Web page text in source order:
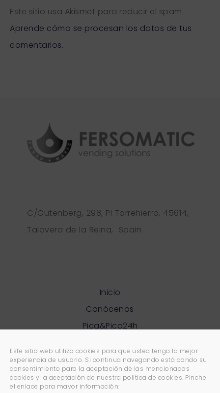
Este sitio web utiliza cookies para que usted tenga la mejor
experiencia de usuario. Si continua navegando está dando su
consentimiento para la aceptación de las mencionadas
cookies y la aceptación de nuestra politica de cookies. Pinche
el enlace para mayor información:
Este sitio usa Akismet para reducir el spam.
Aprende cómo se procesan los datos de tus
comentarios.
C/Gutenberg, 298, PI Torrehierro, 45614,
Talavera de la Reina, Spain
Inicio
Conócenos
Pica&Pica24h
La Habana café
Contáctanos